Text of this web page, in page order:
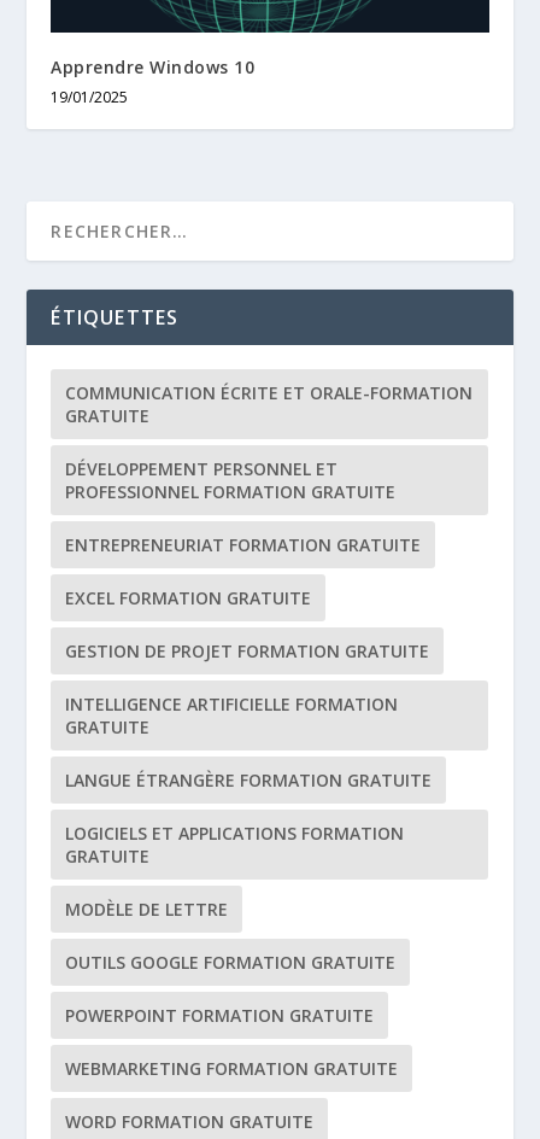
Apprendre Windows 10
19/01/2025
ÉTIQUETTES
COMMUNICATION ÉCRITE ET ORALE-FORMATION
GRATUITE
DÉVELOPPEMENT PERSONNEL ET
PROFESSIONNEL FORMATION GRATUITE
ENTREPRENEURIAT FORMATION GRATUITE
EXCEL FORMATION GRATUITE
GESTION DE PROJET FORMATION GRATUITE
INTELLIGENCE ARTIFICIELLE FORMATION
GRATUITE
LANGUE ÉTRANGÈRE FORMATION GRATUITE
LOGICIELS ET APPLICATIONS FORMATION
GRATUITE
MODÈLE DE LETTRE
OUTILS GOOGLE FORMATION GRATUITE
POWERPOINT FORMATION GRATUITE
WEBMARKETING FORMATION GRATUITE
WORD FORMATION GRATUITE